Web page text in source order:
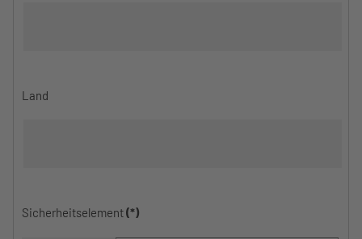
Land
Sicherheitselement(*)